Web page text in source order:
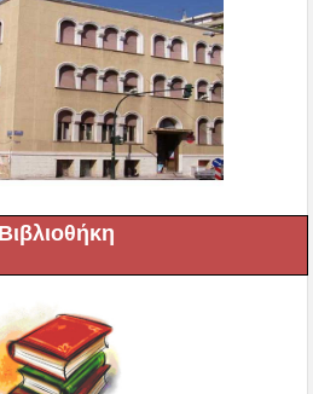
Βιβλιοθήκη